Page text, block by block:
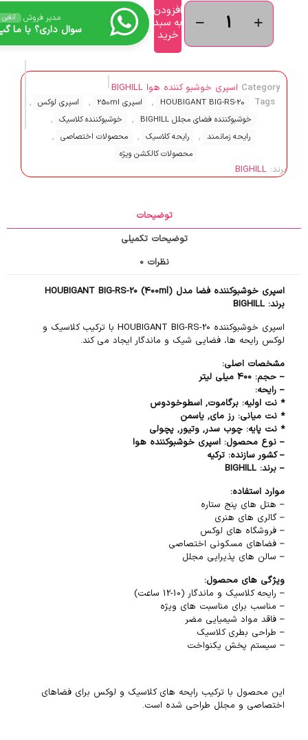
افزودن
به سبد
خرید
مدیر فروش آنلاین
سوال داری؟ با ما
Category اسپری خوشبو کننده هوا BIGHILL
Tags
HOUBIGANT BIG-RS-20
, اسپری 250ml , اسپری لوکس ,
خوشبوکننده فضای مجلل BIGHILL , خوشبوکننده کلاسیک ,
رایحه زمانمند , رایحه کلاسیک , محصولات اختصاصی ,
محصولات کالکشن ویژه
برند: BIGHILL
توضیحات
توضیحات تکمیلی
نظرات0
اسپری خوشبوکننده فضا مدل HOUBIGANT BIG-RS-20 (400ml)
برند: BIGHILL
اسپری خوشبوکننده HOUBIGANT BIG-RS-20 با ترکیب کلاسیک و
لوکس رایحه ها، فضایی شیک و ماندگار ایجاد می کند.
مشخصات اصلی:
– حجم: 400 میلی لیتر
– رایحه:
* نت اولیه: برگاموت, اسطوخودوس
* نت میانی: رز مای, یاسمن
* نت پایه: چوب سدر, وتیور, پچولی
– نوع محصول: اسپری خوشبوکننده هوا
– کشور سازنده: ترکیه
– برند: BIGHILL
موارد استفاده:
– هتل های پنج ستاره
– گالری های هنری
– فروشگاه های لوکس
– فضاهای مسکونی اختصاصی
– سالن های پذیرایی مجلل
ویژگی های محصول:
– رایحه کلاسیک و ماندگار (10-12 ساعت)
– مناسب برای مناسبت های ویژه
– فاقد مواد شیمیایی مضر
– طراحی بطری کلاسیک
– سیستم پخش یکنواخت
این محصول با ترکیب رایحه های کلاسیک و لوکس برای فضاهای
اختصاصی و مجلل طراحی شده است.